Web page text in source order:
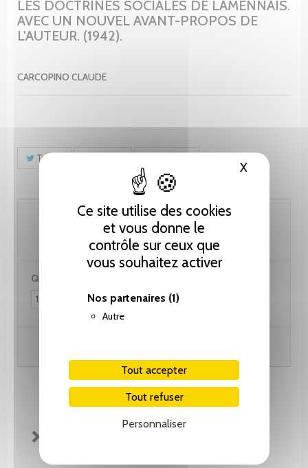
Ce site utilise des cookies
et vous donne le
contrôle sur ceux que
vous souhaitez activer
Nos partenaires (1)
Autre
Tout accepter
Tout refuser
Personnaliser
XMasquer
LES DOCTRINES SOCIALES DE LAMENNAIS.
AVEC UN NOUVEL AVANT-PROPOS DE
L'AUTEUR. (1942).
CARCOPINO CLAUDE
Tweet
46.15 CHF
Quantité :